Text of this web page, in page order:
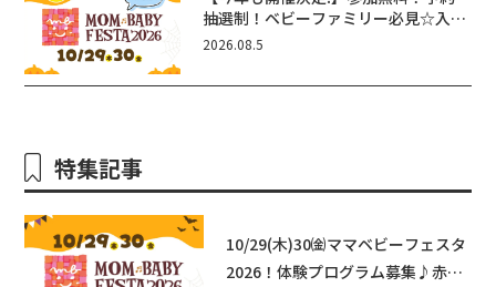
抽選制！ベビーファミリー必見☆入場
無料☆10/29(木)30(金)ママベビーフ
エリ守山
2026.08.5
特集記事
10/29(木)30㈮ママベビーフェスタ
2026！体験プログラム募集♪赤ち